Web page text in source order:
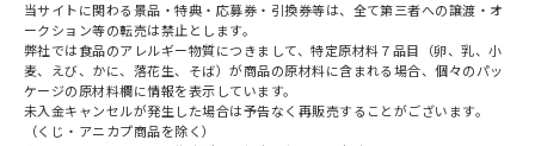
当サイトに関わる景品・特典・応募券・引換券等は、全て第三者への譲渡・オ
ークション等の転売は禁止とします。
弊社では食品のアレルギー物質につきまして、特定原材料７品目（卵、乳、小
麦、えび、かに、落花生、そば）が商品の原材料に含まれる場合、個々のパッ
ケージの原材料欄に情報を表示しています。
未入金キャンセルが発生した場合は予告なく再販売することがございます。
（くじ・アニカプ商品を除く）